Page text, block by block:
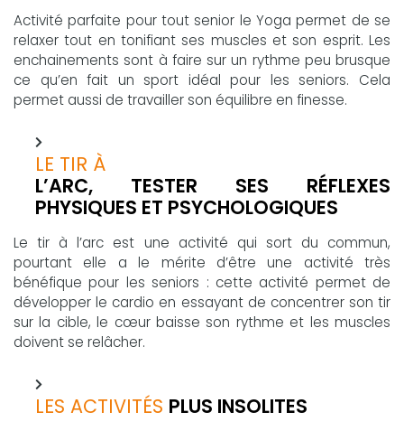
Activité parfaite pour tout senior le Yoga permet de se
relaxer tout en tonifiant ses muscles et son esprit. Les
enchainements sont à faire sur un rythme peu brusque
ce qu’en fait un sport idéal pour les seniors. Cela
permet aussi de travailler son équilibre en finesse.
LE TIR À
L’ARC, TESTER SES RÉFLEXES
PHYSIQUES ET PSYCHOLOGIQUES
Le tir à l’arc est une activité qui sort du commun,
pourtant elle a le mérite d’être une activité très
bénéfique pour les seniors : cette activité permet de
développer le cardio en essayant de concentrer son tir
sur la cible, le cœur baisse son rythme et les muscles
doivent se relâcher.
LES ACTIVITÉS PLUS INSOLITES